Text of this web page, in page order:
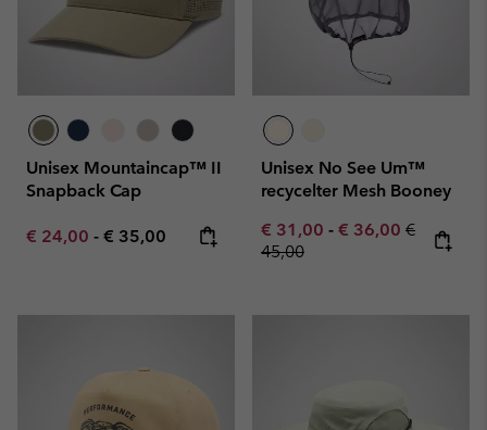
Unisex Mountaincap™ II
Snapback Cap
Minimum sale price:
€ 24,00 - Maximum price:
€ 35,00
Unisex No See Um™
recycelter Mesh Booney
Minimum sale price:
€ 31,00 - Maximum sale
€ 36,00 Regular
€
45,00